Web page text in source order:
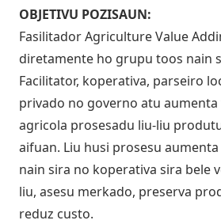
OBJETIVU POZISAUN:
Fasilitador Agriculture Value
diretamente ho grupu toos nain
Facilitator, koperativa, parseiro
privado no governo atu
agricola prosesadu liu-liu
aifuan. Liu husi prosesu
nain sira no koperativa sira bele
liu, asesu merkado, preserva
reduz custo.